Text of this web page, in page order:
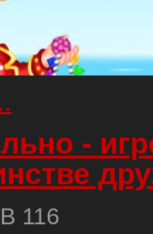
-
116